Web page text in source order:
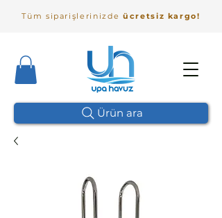
Tüm siparişlerinizde ücretsiz kargo!
Ürün ara